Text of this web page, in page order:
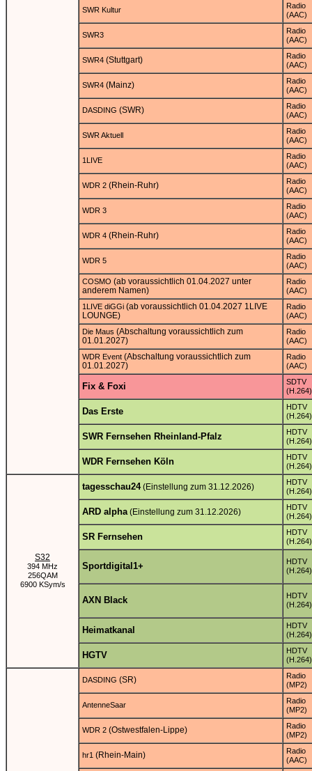
SWR Kultur
Radio
(AAC)
SWR3
Radio
(AAC)
SWR4 (Stuttgart)
Radio
(AAC)
SWR4 (Mainz)
Radio
(AAC)
DASDING (SWR)
Radio
(AAC)
SWR Aktuell
Radio
(AAC)
1LIVE
Radio
(AAC)
WDR 2 (Rhein-Ruhr)
Radio
(AAC)
WDR 3
Radio
(AAC)
WDR 4 (Rhein-Ruhr)
Radio
(AAC)
WDR 5
Radio
(AAC)
COSMO (ab voraussichtlich 01.04.2027 unter
anderem Namen)
Radio
(AAC)
1LIVE diGGi (ab voraussichtlich 01.04.2027 1LIVE
LOUNGE)
Radio
(AAC)
Die Maus (Abschaltung voraussichtlich zum
01.01.2027)
Radio
(AAC)
WDR Event (Abschaltung voraussichtlich zum
01.01.2027)
Radio
(AAC)
Fix & Foxi
SDTV
(H.264)
Das Erste
HDTV
(H.264)
SWR Fernsehen Rheinland-Pfalz
HDTV
(H.264)
WDR Fernsehen Köln
HDTV
(H.264)
S32
394 MHz
256QAM
6900 KSym/s
tagesschau24(Einstellung zum 31.12.2026)
HDTV
(H.264)
ARD alpha(Einstellung zum 31.12.2026)
HDTV
(H.264)
SR Fernsehen
HDTV
(H.264)
Sportdigital1+
HDTV
(H.264)
AXN Black
HDTV
(H.264)
Heimatkanal
HDTV
(H.264)
HGTV
HDTV
(H.264)
DASDING (SR)
Radio
(MP2)
AntenneSaar
Radio
(MP2)
WDR 2 (Ostwestfalen-Lippe)
Radio
(MP2)
hr1 (Rhein-Main)
Radio
(AAC)